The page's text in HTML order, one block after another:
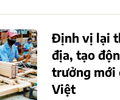
Định vị lại
địa, tạo
trưởng mới
Việt